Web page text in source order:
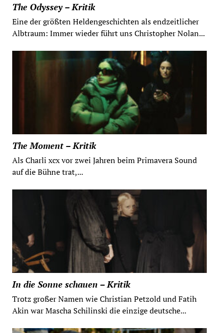
The Odyssey – Kritik
Eine der größten Heldengeschichten als endzeitlicher
Albtraum: Immer wieder führt uns Christopher Nolan...
The Moment – Kritik
Als Charli xcx vor zwei Jahren beim Primavera Sound
auf die Bühne trat,...
In die Sonne schauen – Kritik
Trotz großer Namen wie Christian Petzold und Fatih
Akin war Mascha Schilinski die einzige deutsche...